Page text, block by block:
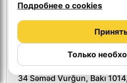
Face 2 Face studio
34 Səməd Vurğun, Bakı
Подробнее о cookies
Только